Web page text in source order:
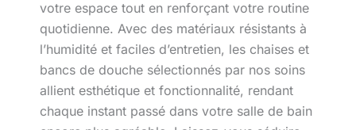
votre espace tout en renforçant votre routine
quotidienne. Avec des matériaux résistants à
l’humidité et faciles d’entretien, les chaises et
bancs de douche sélectionnés par nos soins
allient esthétique et fonctionnalité, rendant
chaque instant passé dans votre salle de bain